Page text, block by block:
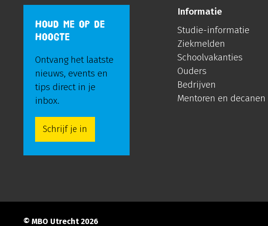
HOUD ME OP DE
HOOGTE
Ontvang het laatste
nieuws, events en
tips direct in je
inbox.
Schrijf je in
Informatie
Studie-informatie
Ziekmelden
Schoolvakanties
Ouders
Bedrijven
Mentoren en decanen
© MBO Utrecht 2026